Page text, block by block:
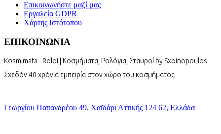
Επικοινωνήστε μαζί μας
Εργαλεία GDPR
Χάρτης Ιστότοπου
ΕΠΙΚΟΙΝΩΝΙΑ
Kosmimata - Roloi | Κοσμήματα, Ρολόγια, Σταυροί by Sxoinopoulos
Σχεδόν 40 χρόνια εμπειρία στον χώρο του κοσμήματος.
Γεωργίου Παπανδρέου 49, Χαϊδάρι Αττικής 124 62, Ελλάδα